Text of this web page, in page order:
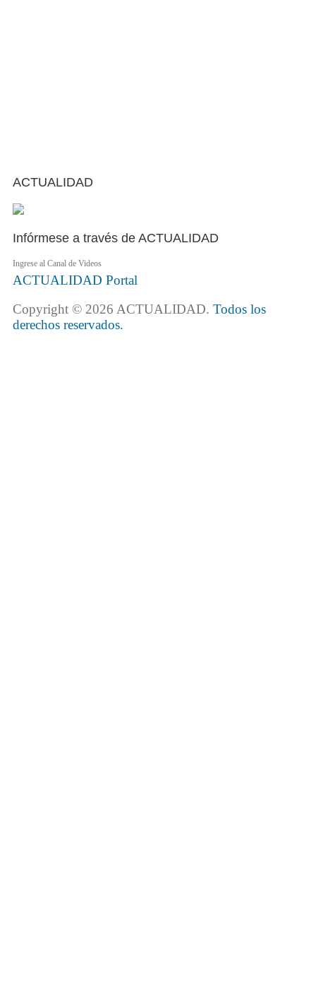
ACTUALIDAD
Infórmese a través de ACTUALIDAD
Ingrese al Canal de Videos
ACTUALIDAD Portal
Copyright © 2026 ACTUALIDAD. Todos los
derechos reservados.